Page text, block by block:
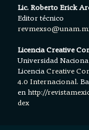
Lic. Roberto Erick
Editor técnico
Licencia Creative
Universidad
LicenciaCreative
4.0 Internacional.
en http://
dex